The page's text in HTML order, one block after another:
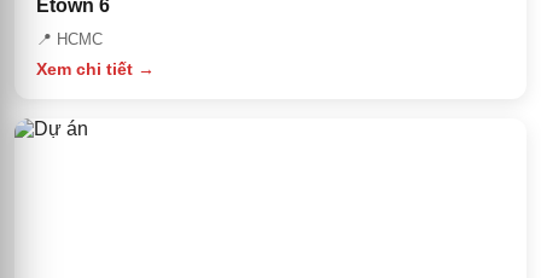
Etown 6
📍 HCMC
Xem chi tiết →